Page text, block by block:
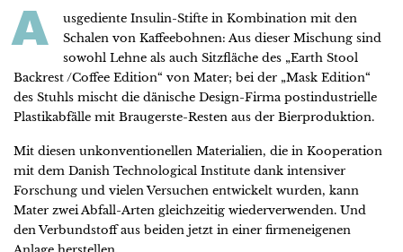
A
usgediente Insulin-Stifte in Kombination mit den
Schalen von Kaffeebohnen: Aus dieser Mischung sind
sowohl Lehne als auch Sitzfläche des „Earth Stool
Backrest /Coffee Edition“ von Mater; bei der „Mask Edition“
des Stuhls mischt die dänische Design-Firma postindustrielle
Plastikabfälle mit Braugerste-Resten aus der Bierproduktion.
Mit diesen unkonventionellen Materialien, die in Kooperation
mit dem Danish Technological Institute dank intensiver
Forschung und vielen Versuchen entwickelt wurden, kann
Mater zwei Abfall-Arten gleichzeitig wiederverwenden. Und
den Verbundstoff aus beiden jetzt in einer firmeneigenen